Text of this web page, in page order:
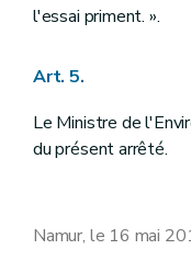
l'essai priment. ».
Art. 5.
Le Ministre de
du présent arrêté.
Namur, le 16 mai